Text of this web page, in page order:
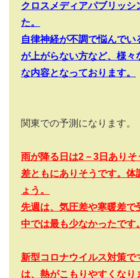
クロスメディアパブリッシ
た。
自律神経が不調で悩んで
が上がらない方など、様々
な内容となっております。
関東での予測になります。
雨が降る日は2－3日あり
差ともにありそうです。体
ょう。
先週は、気圧差や寒暖差
中では最も少なかったです。
新型コロナウイルス対策で
は、熱がこもりやすくなり